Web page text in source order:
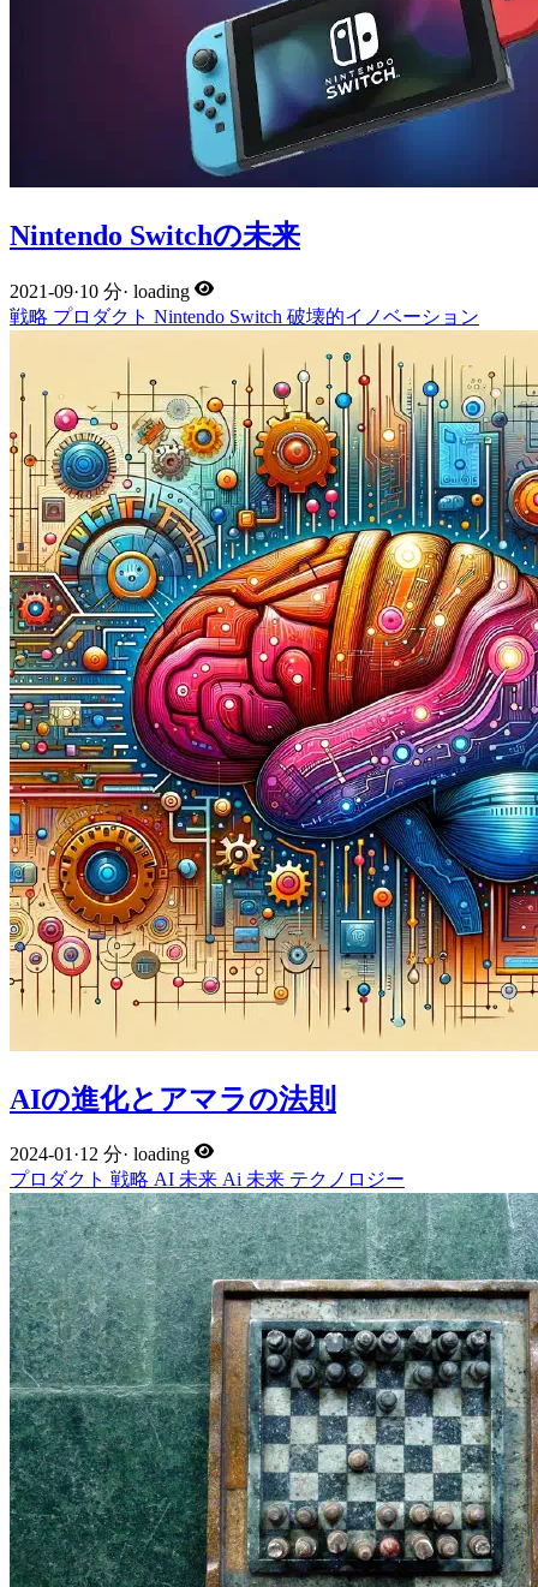
Nintendo Switchの未来
2021-09·10 分· loading
戦略 プロダクト Nintendo Switch 破壊的イノベーション
AIの進化とアマラの法則
2024-01·12 分· loading
プロダクト 戦略 AI 未来 Ai 未来 テクノロジー